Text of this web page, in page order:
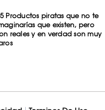
Productos piratas que no te
que existen, pero
reales y en verdad son muy